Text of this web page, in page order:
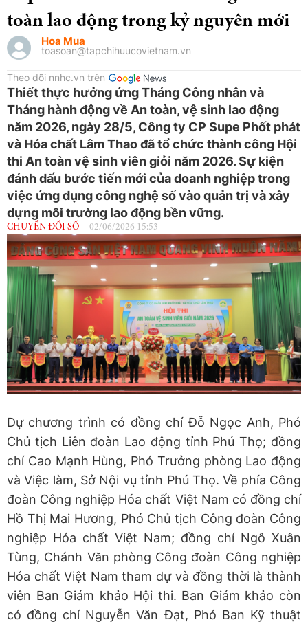
toàn lao động trong kỷ nguyên mới
Hoa Mua
toasoan@tapchihuucovietnam.vn
Theo dõi nnhc.vn trên
Thiết thực hưởng ứng Tháng Công nhân và
Tháng hành động về An toàn, vệ sinh lao động
năm 2026, ngày 28/5, Công ty CP Supe Phốt phát
và Hóa chất Lâm Thao đã tổ chức thành công Hội
thi An toàn vệ sinh viên giỏi năm 2026. Sự kiện
đánh dấu bước tiến mới của doanh nghiệp trong
việc ứng dụng công nghệ số vào quản trị và xây
dựng môi trường lao động bền vững.
CHUYỂN ĐỔI SỐ 02/06/2026 15:53
Dự chương trình có đồng chí Đỗ Ngọc Anh, Phó
Chủ tịch Liên đoàn Lao động tỉnh Phú Thọ; đồng
chí Cao Mạnh Hùng, Phó Trưởng phòng Lao động
và Việc làm, Sở Nội vụ tỉnh Phú Thọ. Về phía Công
đoàn Công nghiệp Hóa chất Việt Nam có đồng chí
Hồ Thị Mai Hương, Phó Chủ tịch Công đoàn Công
nghiệp Hóa chất Việt Nam; đồng chí Ngô Xuân
Tùng, Chánh Văn phòng Công đoàn Công nghiệp
Hóa chất Việt Nam tham dự và đồng thời là thành
viên Ban Giám khảo Hội thi. Ban Giám khảo còn
có đồng chí Nguyễn Văn Đạt, Phó Ban Kỹ thuật